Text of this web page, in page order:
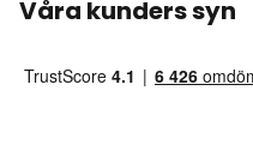
Våra kunders syn